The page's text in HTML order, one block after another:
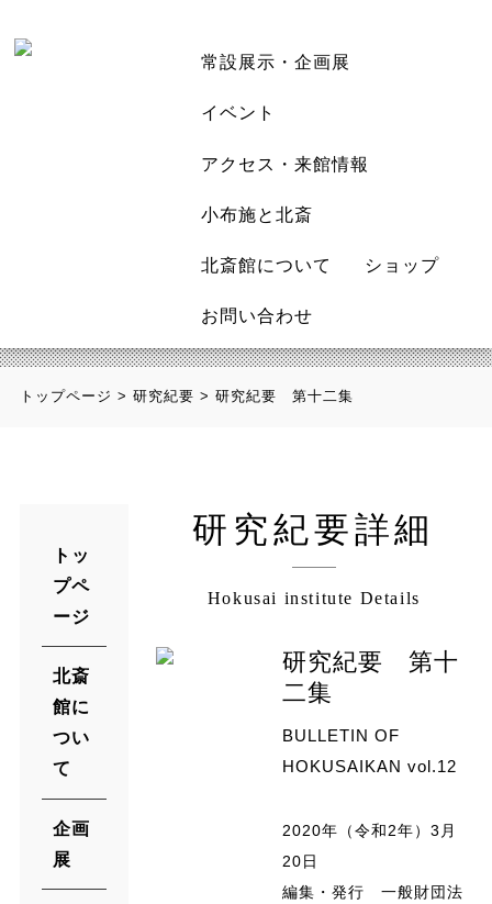
常設展示・企画展
イベント
アクセス・来館情報
小布施と北斎
北斎館について ショップ
お問い合わせ
トップページ > 研究紀要 > 研究紀要 第十二集
研究紀要詳細
Hokusai institute Details
研究紀要 第十
二集
BULLETIN OF
HOKUSAIKAN vol.12
2020年（令和2年）3月
20日
編集・発行 一般財団法
トッ
プペ
ージ
北斎
館に
つい
て
企画
展